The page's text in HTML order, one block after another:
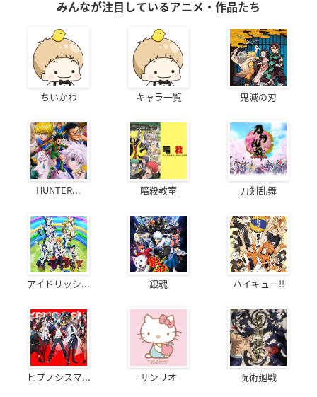
みんなが注目しているアニメ・作品たち
ちいかわ キャラ一覧 鬼滅の刃
HUNTER... 暗殺教室 刀剣乱舞
アイドリッシ... 銀魂 ハイキュー!!
ヒプノシスマ... サンリオ 呪術廻戦